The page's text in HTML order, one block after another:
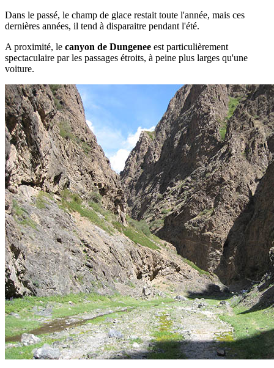
Dans le passé, le champ de glace restait toute l'année, mais ces
dernières années, il tend à disparaitre pendant l'été.
A proximité, le canyon de Dungenee est particulièrement
spectaculaire par les passages étroits, à peine plus larges qu'une
voiture.